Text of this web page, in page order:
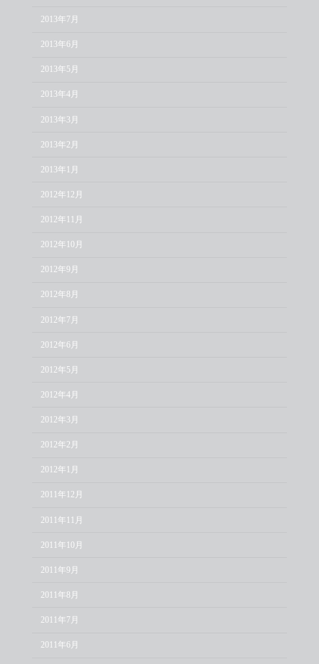
2013年7月
2013年6月
2013年5月
2013年4月
2013年3月
2013年2月
2013年1月
2012年12月
2012年11月
2012年10月
2012年9月
2012年8月
2012年7月
2012年6月
2012年5月
2012年4月
2012年3月
2012年2月
2012年1月
2011年12月
2011年11月
2011年10月
2011年9月
2011年8月
2011年7月
2011年6月